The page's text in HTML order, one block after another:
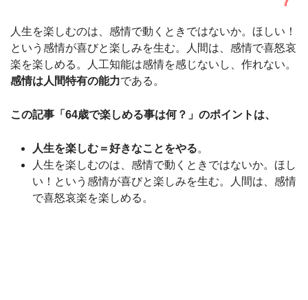
人生を楽しむのは、感情で動くときではないか。ほしい！
という感情が喜びと楽しみを生む。人間は、感情で喜怒哀
楽を楽しめる。人工知能は感情を感じないし、作れない。
感情は人間特有の能力である。
この記事「64歳で楽しめる事は何？」のポイントは、
人生を楽しむ＝好きなことをやる。
人生を楽しむのは、感情で動くときではないか。ほし
い！という感情が喜びと楽しみを生む。人間は、感情
で喜怒哀楽を楽しめる。